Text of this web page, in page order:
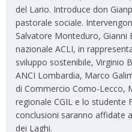
del Lario. Introduce don
pastorale sociale.
Salvatore Monteduro, Gianni
nazionale ACLI, in
sviluppo sostenibile, Virginio
ANCI Lombardia, Marco
di Commercio Como-Lecco,
regionale CGIL e lo studente
conclusioni saranno affidate
dei Laghi.